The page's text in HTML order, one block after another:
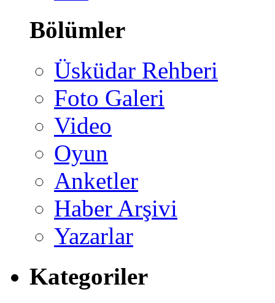
Bölümler
Üsküdar Rehberi
Foto Galeri
Video
Oyun
Anketler
Haber Arşivi
Yazarlar
Kategoriler